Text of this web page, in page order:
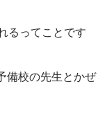
るってことです
備校の先生とかぜ